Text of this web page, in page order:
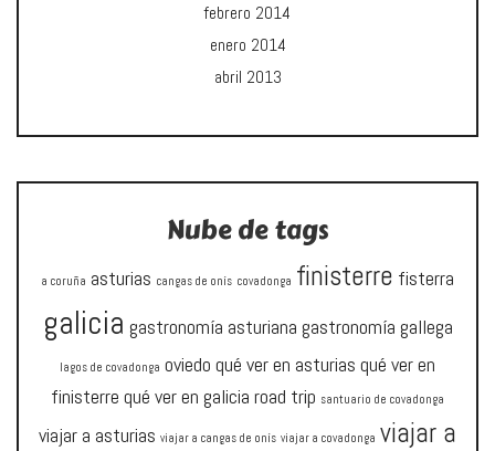
febrero 2014
enero 2014
abril 2013
Nube de tags
a coruña asturias cangas de onís covadonga finisterre fisterra
galicia gastronomía asturiana gastronomía gallega
lagos de covadonga oviedo qué ver en asturias qué ver en
finisterre qué ver en galicia road trip santuario de covadonga
viajar a asturias viajar a cangas de onís viajar a covadonga viajar a